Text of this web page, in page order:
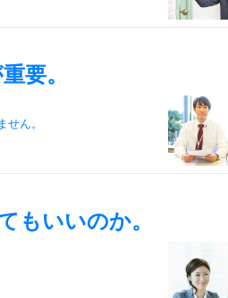
要。
ん。
もいいのか。